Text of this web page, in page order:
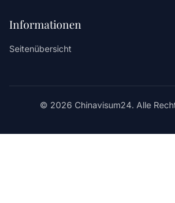
Informationen
Seitenübersicht
© 2026 Chinavisum24. Alle